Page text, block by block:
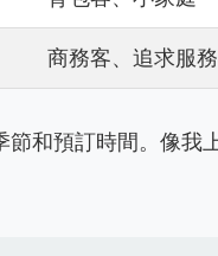
商務客、追求服
和預訂時間。像我